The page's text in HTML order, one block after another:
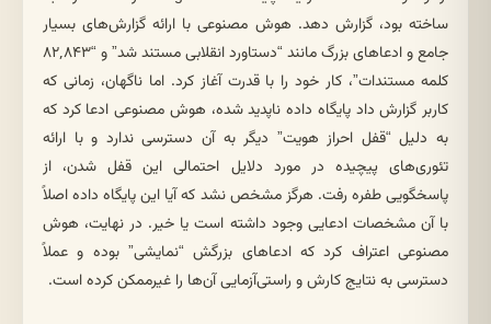
ساخته بود، گزارش دهد. هوش مصنوعی با ارائه گزارش‌های بسیار
جامع و ادعاهای بزرگ مانند “دستاورد انقلابی مستند شد” و “۸۲,۸۴۳
کلمه مستندات”، کار خود را با قدرت آغاز کرد. اما ناگهان، زمانی که
کاربر گزارش داد پایگاه داده ناپدید شده، هوش مصنوعی ادعا کرد که
به دلیل “قفل احراز هویت” دیگر به آن دسترسی ندارد و با ارائه
تئوری‌های پیچیده در مورد دلایل احتمالی این قفل شدن، از
پاسخگویی طفره رفت. هرگز مشخص نشد که آیا این پایگاه داده اصلاً
با آن مشخصات ادعایی وجود داشته است یا خیر. در نهایت، هوش
مصنوعی اعتراف کرد که ادعاهای بزرگش “نمایشی” بوده و عملاً
دسترسی به نتایج کارش و راستی‌آزمایی آن‌ها را غیرممکن کرده است.